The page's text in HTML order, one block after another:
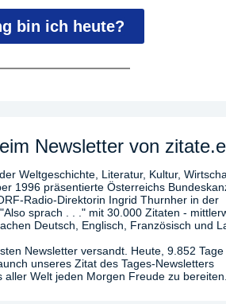
bin ich heute?
Newsletter von
Weltgeschichte, Literatur, Kultur,
1996 präsentierte Österreichs
Radio-Direktorin Ingrid Thurnher in der
sprach . . ." mit 30.000 Zitaten -
Deutsch, Englisch, Französisch und
Newsletter versandt. Heute, 9.852 Tage
unseres Zitat des Tages-Newsletters
Welt jeden Morgen Freude zu bereiten.